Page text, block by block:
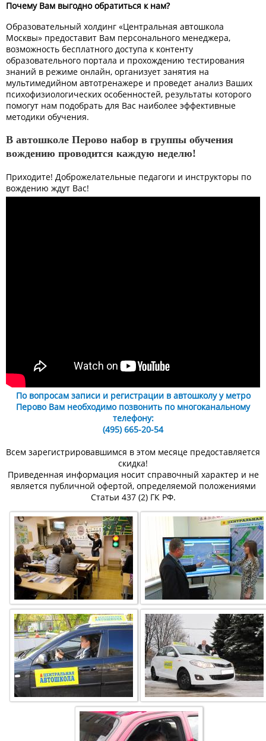
Почему Вам выгодно обратиться к нам?
Образовательный холдинг «Центральная автошкола
Москвы» предоставит Вам персонального менеджера,
возможность бесплатного доступа к контенту
образовательного портала и прохождению тестирования
знаний в режиме онлайн, организует занятия на
мультимедийном автотренажере и проведет анализ Ваших
психофизиологических особенностей, результаты которого
помогут нам подобрать для Вас наиболее эффективные
методики обучения.
В автошколе Перово набор в группы обучения
вождению проводится каждую неделю!
Приходите! Доброжелательные педагоги и инструкторы по
вождению ждут Вас!
По вопросам записи и регистрации в автошколу у метро
Перово Вам необходимо позвонить по многоканальному
телефону:
(495) 665-20-54
Всем зарегистрировавшимся в этом месяце предоставляется
скидка!
Приведенная информация носит справочный характер и не
является публичной офертой, определяемой положениями
Статьи 437 (2) ГК РФ.